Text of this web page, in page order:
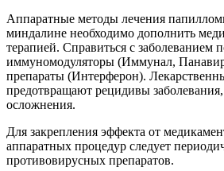
Аппаратные методы лечения
миндалине необходимо дополнить
терапией. Справиться с заболеванием
иммуномодуляторы (Иммунал,
препараты (Интерферон).
предотвращают рецидивы
осложнения.
Для закрепления эффекта от
аппаратных процедур следует
противовирусных препаратов.